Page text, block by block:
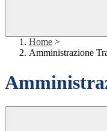
Home >
Amministrazione